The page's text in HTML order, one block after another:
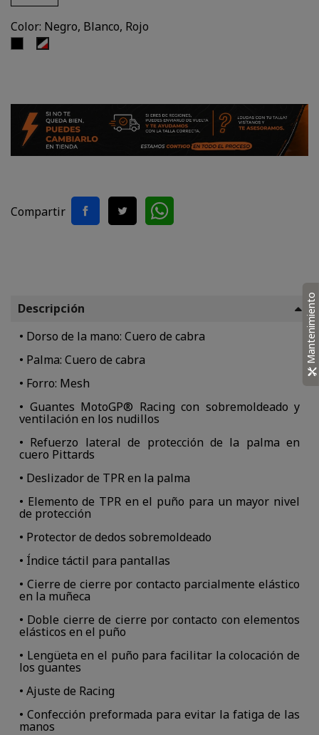
Color: Negro, Blanco, Rojo
NegroNegro,
Compartir
Descripción
• Dorso de la mano: Cuero de cabra
• Palma: Cuero de cabra
• Forro: Mesh
• Guantes MotoGP® Racing con sobremoldeado y
ventilación en los nudillos
• Refuerzo lateral de protección de la palma en
cuero Pittards
• Deslizador de TPR en la palma
• Elemento de TPR en el puño para un mayor nivel
de protección
• Protector de dedos sobremoldeado
• Índice táctil para pantallas
• Cierre de cierre por contacto parcialmente elástico
en la muñeca
• Doble cierre de cierre por contacto con elementos
elásticos en el puño
• Lengüeta en el puño para facilitar la colocación de
los guantes
• Ajuste de Racing
• Confección preformada para evitar la fatiga de las
manos
Mantenimiento